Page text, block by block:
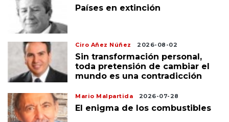
Países en extinción
Ciro Añez Núñez 2026-08-02
Sin transformación personal,
toda pretensión de cambiar el
mundo es una contradicción
Mario Malpartida 2026-07-28
El enigma de los combustibles